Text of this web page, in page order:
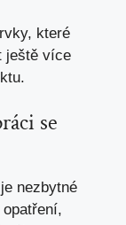
které
ještě více
se
nezbytné